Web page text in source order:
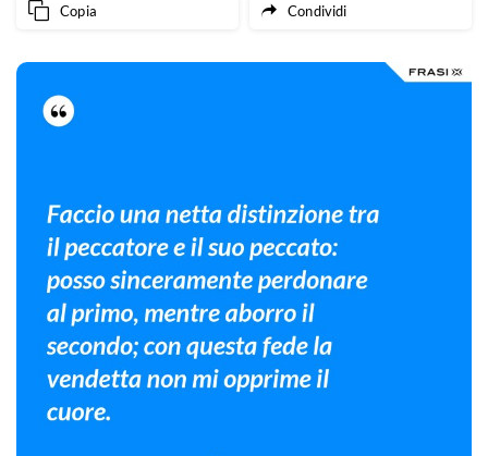
Copia Condividi